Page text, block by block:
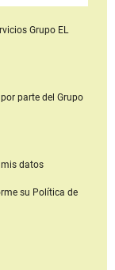
Grupo EL
por parte del Grupo
datos
su Política de